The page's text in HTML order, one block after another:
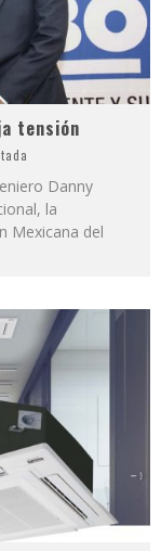
tensión
Danny
la
Mexicana del